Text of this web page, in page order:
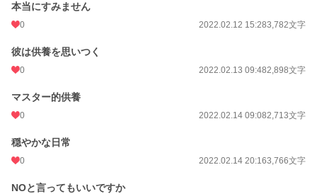
本当にすみません
0 2022.02.12 15:283,782文字
彼は供養を思いつく
0 2022.02.13 09:482,898文字
マスター的供養
0 2022.02.14 09:082,713文字
穏やかな日常
0 2022.02.14 20:163,766文字
NOと言ってもいいですか